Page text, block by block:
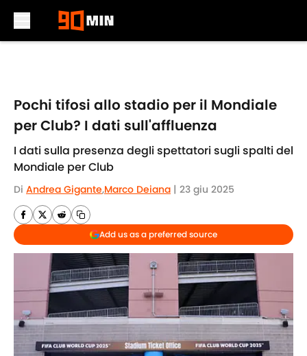
Pochi tifosi allo stadio per il Mondiale
per Club? I dati sull'affluenza
I dati sulla presenza degli spettatori sugli spalti del
Mondiale per Club
Di Andrea Gigante,Marco Deiana | 23 giu 2025
Add us as a preferred source